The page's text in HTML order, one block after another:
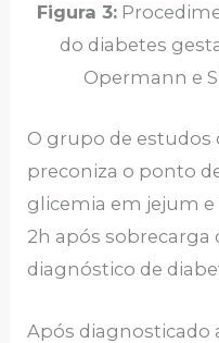
Figura 3:
do diabetes
Opermann e
O grupo de estudos
preconiza o ponto
glicemia em jejum e
2h após sobrecarga
diagnóstico de
Após diagnosticado